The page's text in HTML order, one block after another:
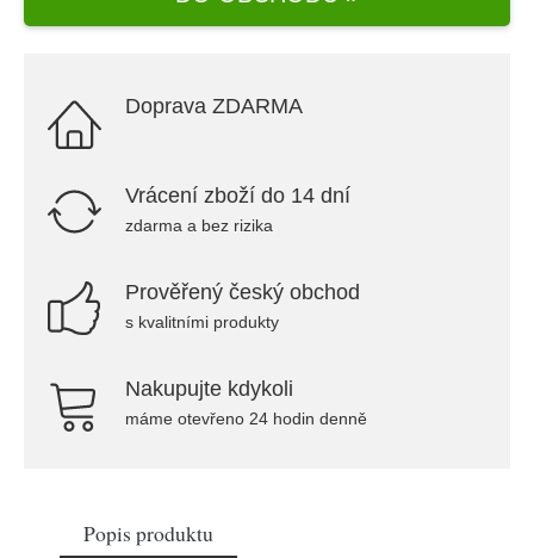
Doprava ZDARMA
Vrácení zboží do 14 dní
zdarma a bez rizika
Prověřený český obchod
s kvalitními produkty
Nakupujte kdykoli
máme otevřeno 24 hodin denně
Popis produktu